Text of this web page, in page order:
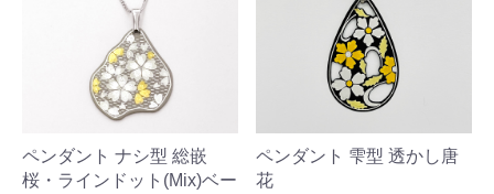
ペンダント ナシ型 総嵌
桜・ラインドット(Mix)ベー
ペンダント 雫型 透かし唐
花